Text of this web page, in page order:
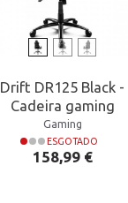
Drift DR125 Black -
Cadeira gaming
Gaming
ESGOTADO
Preço
158,99 €